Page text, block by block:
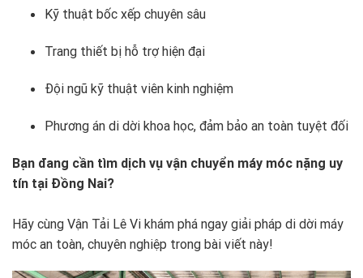
Kỹ thuật bốc xếp chuyên sâu
Trang thiết bị hỗ trợ hiện đại
Đội ngũ kỹ thuật viên kinh nghiệm
Phương án di dời khoa học, đảm bảo an toàn tuyệt đối
Bạn đang cần tìm dịch vụ vận chuyển máy móc nặng uy
tín tại Đồng Nai?
Hãy cùng Vận Tải Lê Vi khám phá ngay giải pháp di dời máy
móc an toàn, chuyên nghiệp trong bài viết này!